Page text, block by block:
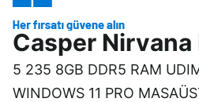
Casper
5 235 8GB DDR5 RAM
WINDOWS 11 PRO